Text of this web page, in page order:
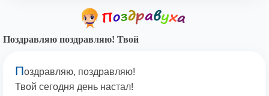
Поздравляю поздравляю! Твой
Поздравляю, поздравляю!
Твой сегодня день настал!